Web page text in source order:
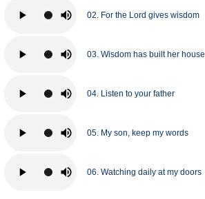
02. For the Lord gives wisdom
03. Wisdom has built her house
04. Listen to your father
05. My son, keep my words
06. Watching daily at my doors